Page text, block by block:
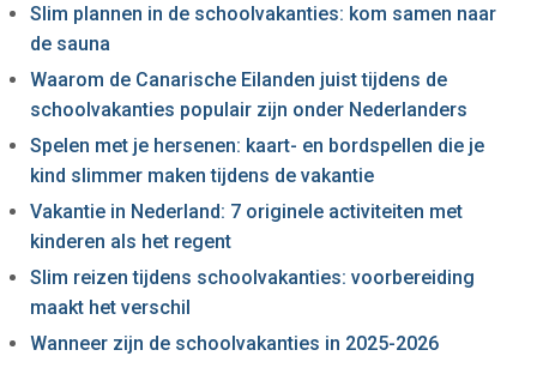
Slim plannen in de schoolvakanties: kom samen naar
de sauna
Waarom de Canarische Eilanden juist tijdens de
schoolvakanties populair zijn onder Nederlanders
Spelen met je hersenen: kaart- en bordspellen die je
kind slimmer maken tijdens de vakantie
Vakantie in Nederland: 7 originele activiteiten met
kinderen als het regent
Slim reizen tijdens schoolvakanties: voorbereiding
maakt het verschil
Wanneer zijn de schoolvakanties in 2025-2026